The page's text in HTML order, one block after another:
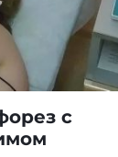
с